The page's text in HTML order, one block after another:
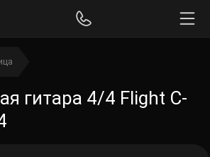
гитара 4/4 Flight C-